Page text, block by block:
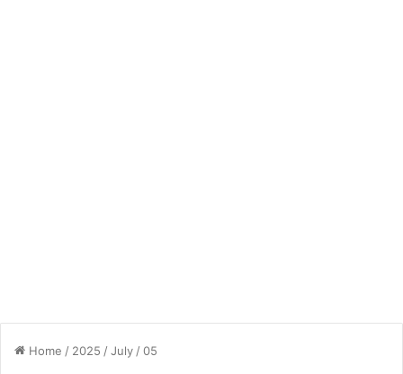
Home / 2025 /July /05